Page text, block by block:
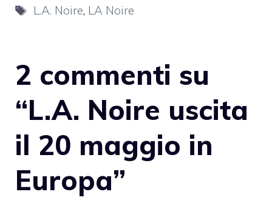
Tag
L.A. Noire, LA Noire
2 commenti su
“L.A. Noire uscita
il 20 maggio in
Europa”